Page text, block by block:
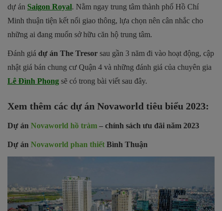
dự án Saigon Royal. Nằm ngay trung tâm thành phố Hồ Chí
Minh thuận tiện kết nối giao thông, lựa chọn nên cân nhắc cho
những ai đang muốn sở hữu căn hộ trung tâm.
Đánh giá dự án The Tresor sau gần 3 năm đi vào hoạt động, cập
nhật giá bán chung cư Quận 4 và những đánh giá của chuyên gia
Lê Đình Phong sẽ có trong bài viết sau đây.
Xem thêm các dự án Novaworld tiêu biểu 2023:
Dự án Novaworld hồ tràm – chính sách ưu đãi năm 2023
Dự án Novaworld phan thiết Bình Thuận